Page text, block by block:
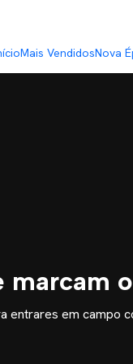
Mais VendidosNova
marcam
entrares em campo